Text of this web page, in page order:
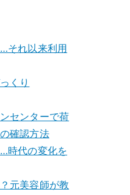
それ以来利用
くり
センターで荷
確認方法
時代の変化を
元美容師が教